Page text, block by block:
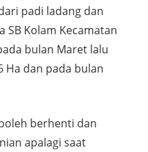
padi ladang dan
SB Kolam Kecamatan
bulan Maret lalu
Ha dan pada bulan
berhenti dan
apalagi saat